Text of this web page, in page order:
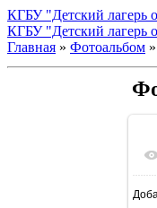
КГБУ "Детский лагерь
КГБУ "Детский лагерь
Главная » Фотоальбом »